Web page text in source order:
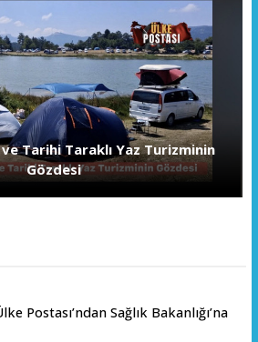
Tarihi Taraklı Yaz Turizminin
Gözdesi
Postası’ndan Sağlık Bakanlığı’na